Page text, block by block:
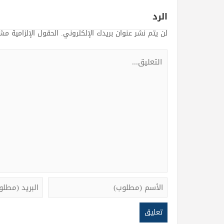
الرد
لن يتم نشر عنوان بريدك الإلكتروني. الحقول الإلزامية